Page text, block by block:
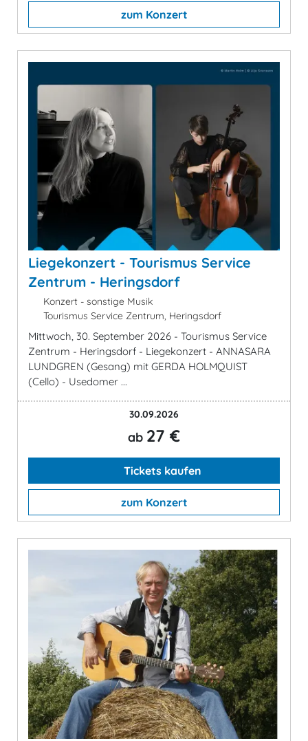
zum Konzert
Liegekonzert - Tourismus Service
Zentrum - Heringsdorf
Konzert - sonstige Musik
Tourismus Service Zentrum, Heringsdorf
Mittwoch, 30. September 2026 - Tourismus Service
Zentrum - Heringsdorf - Liegekonzert - ANNASARA
LUNDGREN (Gesang) mit GERDA HOLMQUIST
(Cello) - Usedomer ...
30.09.2026
ab 27 €
Tickets kaufen
zum Konzert